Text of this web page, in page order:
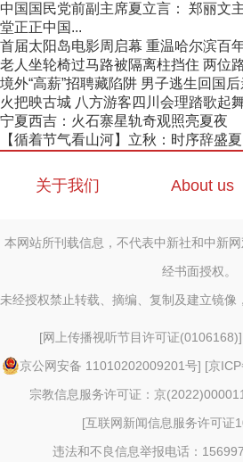
中国国民党前副主席夏立言： 郑丽文
堂正正中国...
首届太阳岛电影周启幕 重温哈尔滨百
老人坐轮椅过马路被隔离柱挡住 两位
境外“高薪”招聘藏陷阱 男子逃生回国
火把映古城 八方游客四川会理踏歌起
宁夏西吉：火石寨星轨奇观照亮夏夜
【循着节气看山河】立秋：时序辞盛
关于我们 About us
本网站所刊载信息，不代表中新社和中新
经书面授权。
未经授权禁止转载、摘编、复制及建立镜像
[网上传播视听节目许可证(0106168)
京公网安备 11010202009201号] [京
宗教信息服务许可证：京
[互联网新闻信息服务许可证
违法和不良信息举报电话：